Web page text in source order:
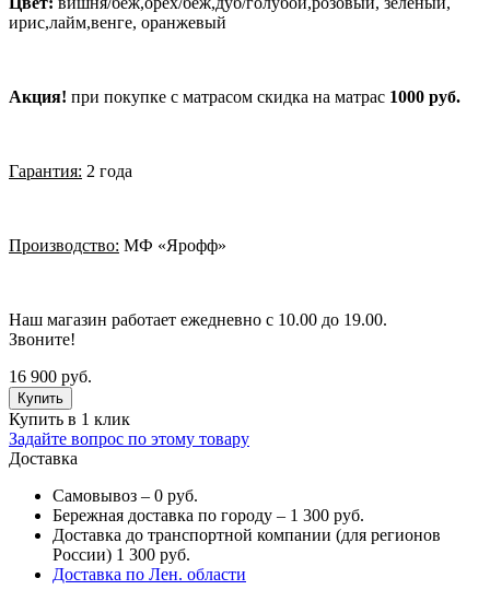
ирис,лайм,венге, оранжевый
Акция! при покупке с матрасом скидка на матрас 1000 руб.
Гарантия: 2 года
Производство: МФ «Ярофф»
Наш магазин работает ежедневно с 10.00 до 19.00.
Звоните!
16 900 руб.
Купить в 1 клик
Задайте вопрос по этому товару
Доставка
Самовывоз – 0 руб.
Бережная доставка по городу – 1 300 руб.
Доставка до транспортной компании (для регионов
России) 1 300 руб.
Доставка по Лен. области